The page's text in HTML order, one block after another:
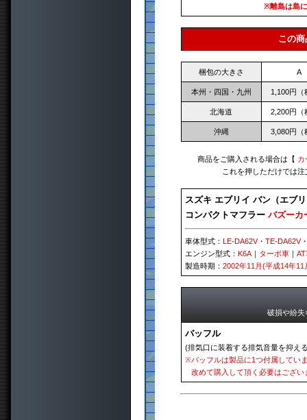
※離島は島
この
梱包の大きさ A
本州・四国・九州 1,100円（
北海道 2,200円（
沖縄 3,080円（
商品をご購入される場合は【 カ
これを押しただけでは
スズキ エブリイ バン（エブ
コンパクトマフラー バズーカ
車体型式： LE-DA62V・ TE-DA62V
エンジン型式： K6A｜ ターボ車｜ AT
製造時期： 2002年11月(平成14年11
破損や紛失
バッフル
(排気口に装着する排気音量を抑え
※バッフルは製品に1つ付属してい
改めて購入して頂く必要はござい